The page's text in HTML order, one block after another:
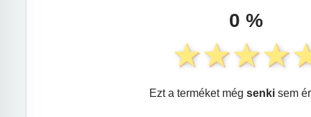
0 %
Ezt a terméket még senkisem